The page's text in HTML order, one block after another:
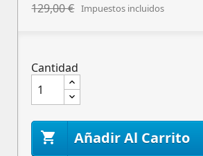
129,00 € Impuestos incluidos
Cantidad
 Añadir Al Carrito